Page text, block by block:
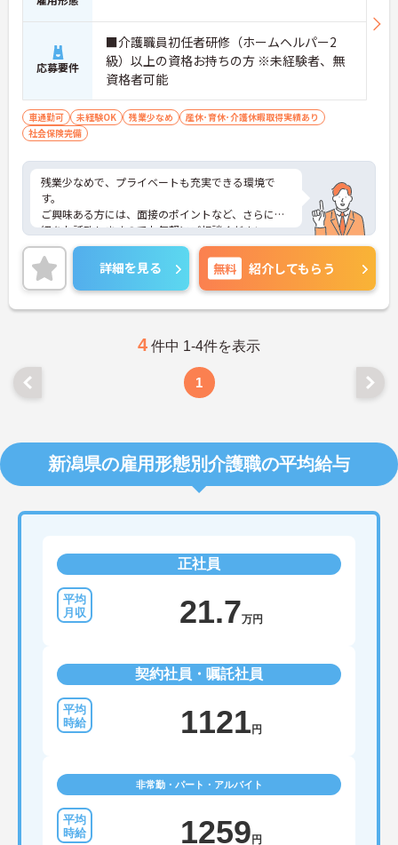
応募要件
■介護職員初任者研修（ホームヘルパー2
級）以上の資格お持ちの方 ※未経験者、無
資格者可能
車通勤可 未経験OK 残業少なめ
産休･育休･介護休暇取得実績あり
社会保険完備
残業少なめで、プライベートも充実できる環境で
す。
ご興味ある方には、面接のポイントなど、さらに詳
細をお話致しますのでお気軽にご相談ください。
詳細を見る 無料 紹介してもらう
4 件中 1-4件を表示
1
新潟県の雇用形態別介護職の平均給与
正社員
21.7万円
契約社員・嘱託社員
1121 円
非常勤・パート・アルバイト
1259 円